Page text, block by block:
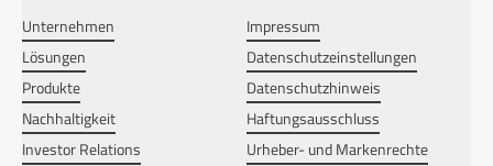
Unternehmen
Lösungen
Produkte
Nachhaltigkeit
Investor Relations
Impressum
Datenschutzeinstellungen
Datenschutzhinweis
Haftungsausschluss
Urheber- und Markenrechte